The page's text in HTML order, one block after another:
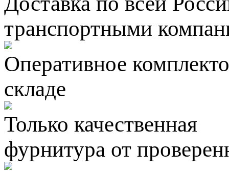
транспортными
Оперативное
складе
Только качественная
фурнитура от